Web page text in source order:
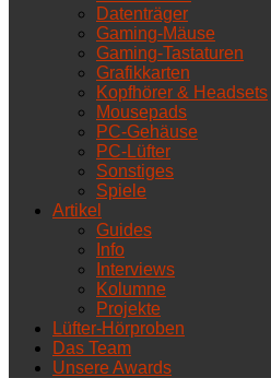
Datenträger
Gaming-Mäuse
Gaming-Tastaturen
Grafikkarten
Kopfhörer & Headsets
Mousepads
PC-Gehäuse
PC-Lüfter
Sonstiges
Spiele
Artikel
Guides
Info
Interviews
Kolumne
Projekte
Lüfter-Hörproben
Das Team
Unsere Awards